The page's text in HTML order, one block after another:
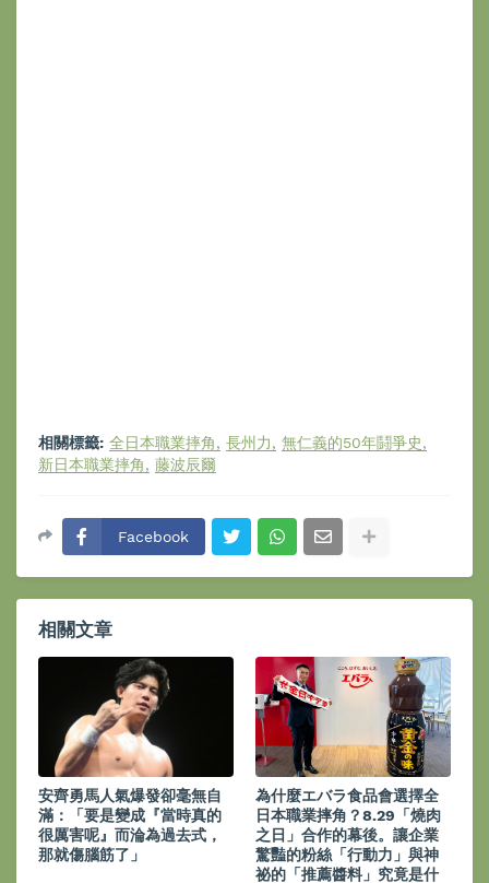
相關標籤: 全日本職業摔角 長州力
無仁義的50年鬪爭史
新日本職業摔角
藤波辰爾
Facebook
相關文章
安齊勇馬人氣爆發卻毫無自
滿：「要是變成『當時真的
很厲害呢』而淪為過去式，
那就傷腦筋了」
為什麼エバラ食品會選擇全
日本職業摔角？8.29「燒肉
之日」合作的幕後。讓企業
驚豔的粉絲「行動力」與神
祕的「推薦醬料」究竟是什